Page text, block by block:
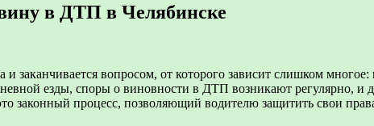
в ДТП в Челябинске
и заканчивается вопросом, от которого зависит слишком
езды, споры о виновности в ДТП возникают регулярно, и
процесс, позволяющий водителю защитить свои